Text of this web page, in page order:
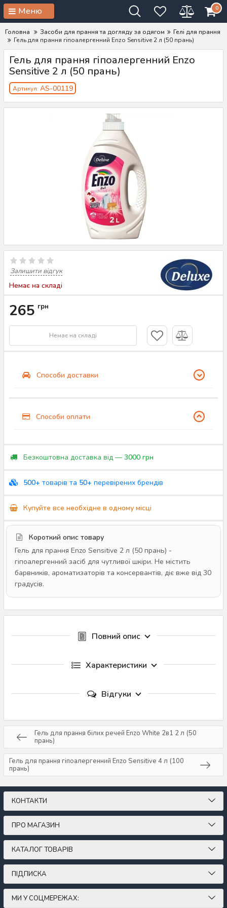
Меню 0
Головна Засоби для прання та догляду за одягом
Гелі для прання
Гель для прання гіпоалергенний Enzo Sensitive 2 л (50 прань)
Гель для прання гіпоалергенний Enzo
Sensitive 2 л (50 прань)
Артикул: AS-00119
Залишити відгук
Немає на складі
265 грн
Немає на складі
Способи доставки
Способи оплати
Безкоштовна доставка від — 3000 грн
500+ товарів та 50+ перевірених брендів
Купуйте все необхідне в одному місці
Короткий опис товару
Гель для прання Enzo Sensitive 2 л (50 прань) -
гіпоалергенний засіб для чутливої шкіри. Не містить
барвників, ароматизаторів та консервантів, діє вже від 30
градусів.
Повний опис
Характеристики
Відгуки
Гель для прання білих речей Enzo White 2в1 2 л (50
прань)
Гель для прання гіпоалергенний Enzo Sensitive 4 л (100
прань)
КОНТАКТИ
ПРО МАГАЗИН
КАТАЛОГ ТОВАРІВ
ПІДПИСКА
МИ У СОЦМЕРЕЖАХ: